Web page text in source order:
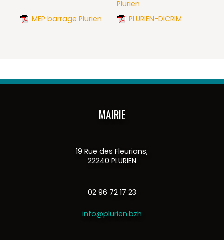
Plurien
MEP barrage Plurien
PLURIEN-DICRIM
MAIRIE
19 Rue des Fleurians,
22240 PLURIEN
02 96 72 17 23
info@plurien.bzh